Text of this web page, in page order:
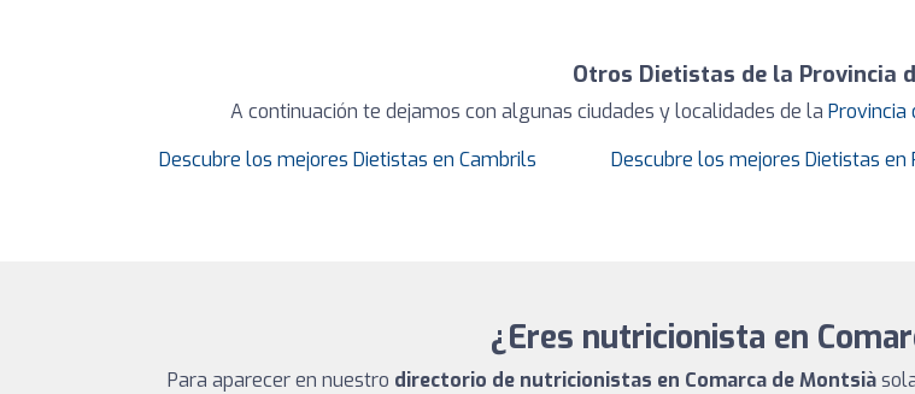
Otros Dietistas de la Provincia
A continuación te dejamos con algunas ciudades y localidades de la Provincia
Descubre los mejores Dietistas en Cambrils
Descubre los mejores Dietistas en
¿Eres nutricionista en
Para aparecer en nuestro directorio de nutricionistas en Comarca de Montsià